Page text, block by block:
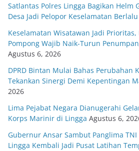
Satlantas Polres Lingga Bagikan Helm
Desa Jadi Pelopor Keselamatan
Keselamatan Wisatawan Jadi
Pompong Wajib Naik-Turun
Agustus 6, 2026
DPRD Bintan Mulai Bahas Perubahan
Tekankan Sinergi Demi Kepentingan
2026
Lima Pejabat Negara Dianugerahi
Korps Marinir di Lingga Agustus 6,
Gubernur Ansar Sambut Panglima
Lingga Kembali Jadi Pusat Latihan